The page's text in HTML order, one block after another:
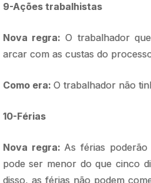
9-Ações trabalhistas
Nova regra: O trabalhador
arcar com as custas do
Como era: O trabalhador não
10-Férias
Nova regra: As férias
pode ser menor do que cinco
disso, as férias não podem